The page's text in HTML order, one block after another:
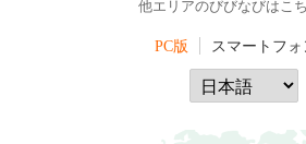
他エリアのびびなびはこ
PC版 スマートフォ